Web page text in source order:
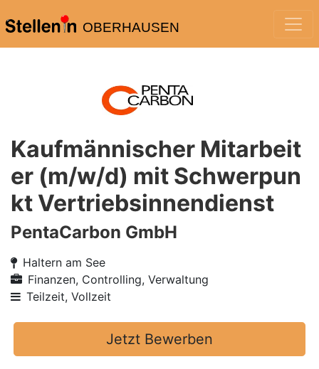
OBERHAUSEN
Kaufmännischer Mitarbeit
er (m/w/d) mit Schwerpun
kt Vertriebsinnendienst
PentaCarbon GmbH
Haltern am See
Finanzen, Controlling, Verwaltung
Teilzeit, Vollzeit
Jetzt Bewerben